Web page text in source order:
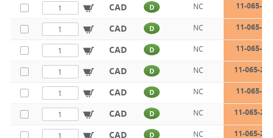
CAD D NC 11-065-
CAD D NC 11-065-
CAD D NC 11-065-
CAD D NC 11-065-23-
CAD D NC 11-065-
CAD D NC 11-065-26-
CAD D NC 11-065-28-